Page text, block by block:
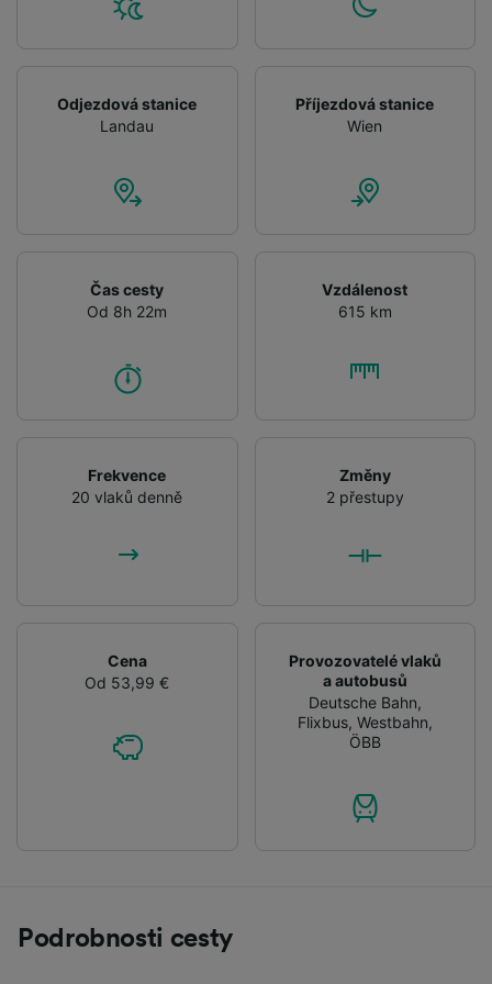
Odjezdová stanice
Landau
Příjezdová stanice
Wien
Čas cesty
Od 8h 22m
Vzdálenost
615 km
Frekvence
20 vlaků denně
Změny
2 přestupy
Cena
Od 53,99 €
Provozovatelé vlaků
a autobusů
Deutsche Bahn,
Flixbus, Westbahn,
ÖBB
Podrobnosti cesty